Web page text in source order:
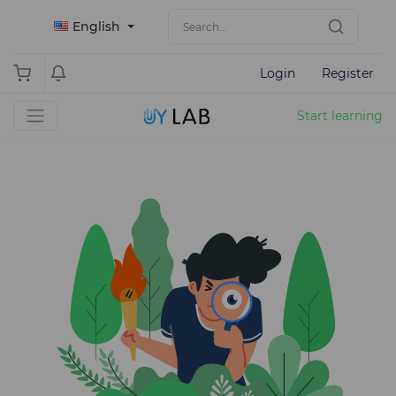
English
Login Register
Start learning